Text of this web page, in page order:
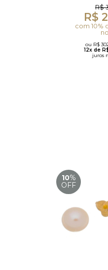
R$
R$
com 10%
ou R$
12x de
juros
10%
OFF